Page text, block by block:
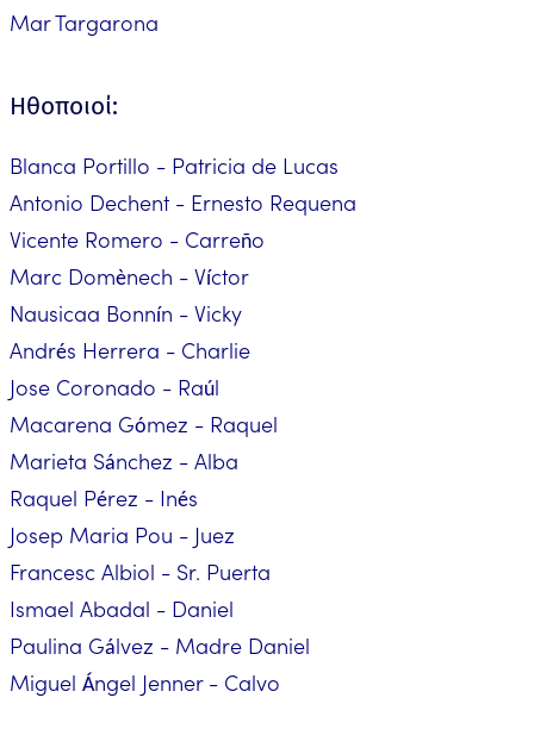
Mar Targarona
Ηθοποιοί:
Blanca Portillo - Patricia de Lucas
Antonio Dechent - Ernesto Requena
Vicente Romero - Carreño
Marc Domènech - Víctor
Nausicaa Bonnín - Vicky
Andrés Herrera - Charlie
Jose Coronado - Raúl
Macarena Gómez - Raquel
Marieta Sánchez - Alba
Raquel Pérez - Inés
Josep Maria Pou - Juez
Francesc Albiol - Sr. Puerta
Ismael Abadal - Daniel
Paulina Gálvez - Madre Daniel
Miguel Ángel Jenner - Calvo